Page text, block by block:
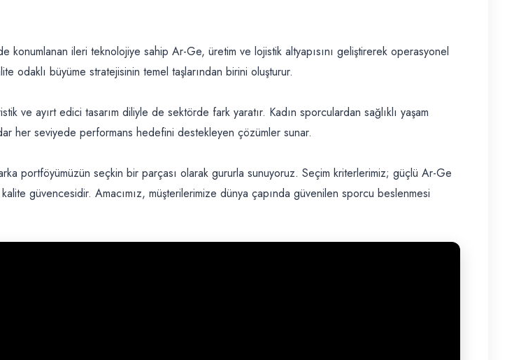
ileri teknolojiye sahip Ar-Ge, üretim ve lojistik altyapısını geliştirerek operasyonel
odaklı büyüme stratejisinin temel taşlarından birini oluşturur.
ve ayırt edici tasarım diliyle de sektörde fark yaratır. Kadın sporculardan sağlıklı yaşam
her seviyede performans hedefini destekleyen çözümler sunar.
portföyümüzün seçkin bir parçası olarak gururla sunuyoruz. Seçim kriterlerimiz; güçlü Ar-Ge
güvencesidir. Amacımız, müşterilerimize dünya çapında güvenilen sporcu beslenmesi